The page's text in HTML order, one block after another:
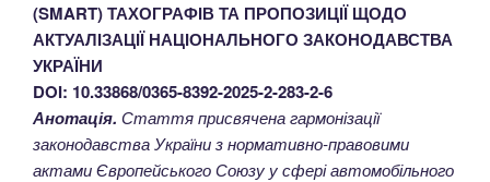
(SMART) ТАХОГРАФІВ ТА ПРОПОЗИЦІЇ ЩОДО
АКТУАЛІЗАЦІЇ НАЦІОНАЛЬНОГО ЗАКОНОДАВСТВА
УКРАЇНИ
DOI: 10.33868/0365-8392-2025-2-283-2-6
Анотація. Стаття присвячена гармонізації
законодавства України з нормативно-правовими
актами Європейського Союзу у сфері автомобільного